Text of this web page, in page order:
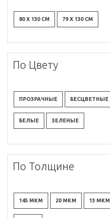
80 X 130 СМ 79 X 130 СМ
По Цвету
ПРОЗРАЧНЫЕ БЕСЦВЕТНЫЕ
БЕЛЫЕ ЗЕЛЕНЫЕ
По Толщине
145 МКМ 20 МКМ 13 МКМ